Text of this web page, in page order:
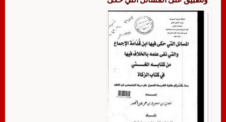
فيها ابن قدامة الإجماع والتي
نفى علمه بالخلاف فيها من
كتابه المغني من أول كتاب
الأقضية إلى نهاية كتاب عتق
أمهات الأولاد